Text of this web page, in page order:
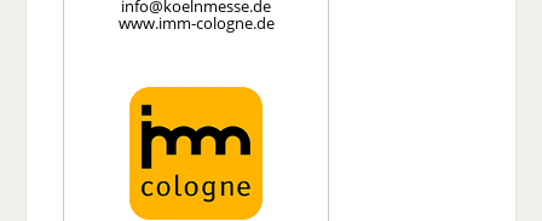
info@koelnmesse.de
www.imm-cologne.de